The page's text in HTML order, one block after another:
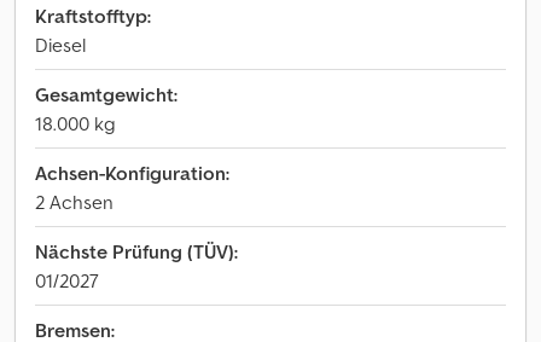
Kraftstofftyp:
Diesel
Gesamtgewicht:
18.000 kg
Achsen-Konfiguration:
2 Achsen
Nächste Prüfung (TÜV):
01/2027
Bremsen: